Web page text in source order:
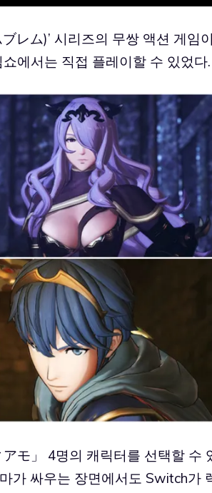
レム)’ 시리즈의 무쌍 액션 게임
에서는 직접 플레이할 수 있었다.
モ」 4명의 캐릭터를 선택할 수
가 싸우는 장면에서도 Switch가